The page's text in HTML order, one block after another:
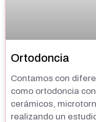
Ortodoncia
Contamos con
como ortodoncia
cerámicos,
realizando un